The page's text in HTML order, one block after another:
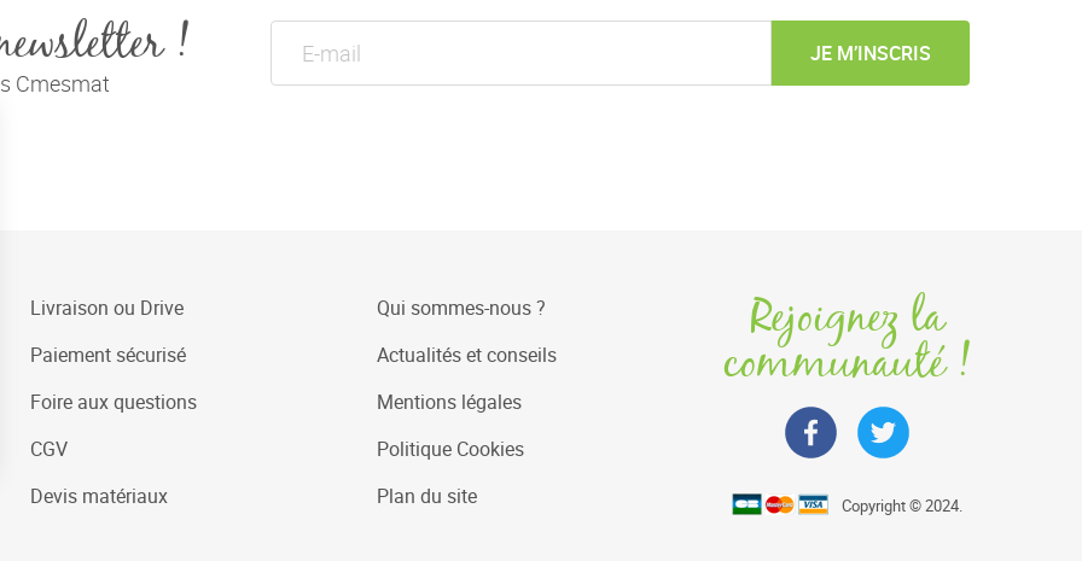
!
Cmesmat
JE M’INSCRIS
Livraison ou Drive
Paiement sécurisé
Foire aux questions
CGV
Devis matériaux
Qui sommes-nous ?
Actualités et conseils
Mentions légales
Politique Cookies
Plan du site
Rejoignez la
communauté !
Copyright © 2024.